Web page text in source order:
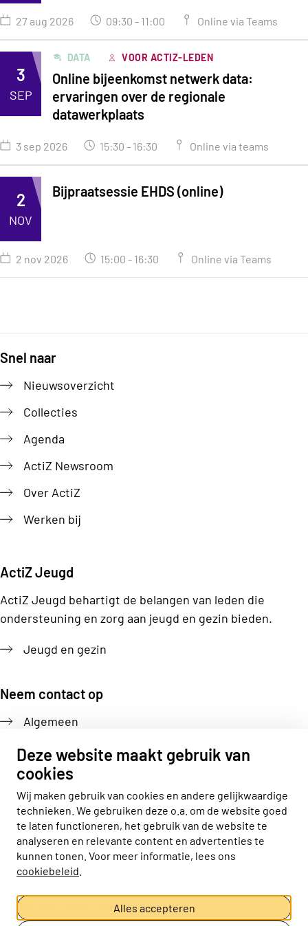
Deze website maakt gebruik van
cookies
Wij maken gebruik van cookies en andere gelijkwaardige
technieken. We gebruiken deze o.a. om de website goed
te laten functioneren, het gebruik van de website te
analyseren en relevante content en advertenties te
kunnen tonen. Voor meer informatie, lees ons
cookiebeleid
Alles accepteren
27 aug 2026 09:30 - 11:00 Online via Teams
3
SEP
DATA VOOR ACTIZ-LEDEN
Online bijeenkomst netwerk data:
ervaringen over de regionale
datawerkplaats
3 sep 2026 15:30 - 16:30 Online via teams
2
NOV
Bijpraatsessie EHDS (online)
2 nov 2026 15:00 - 16:30 Online via Teams
Snel naar
Nieuwsoverzicht
Collecties
Agenda
ActiZ Newsroom
Over ActiZ
Werken bij
ActiZ Jeugd
ActiZ Jeugd behartigt de belangen van leden die
ondersteuning en zorg aan jeugd en gezin bieden.
Jeugd en gezin
Neem contact op
Algemeen
Pers
Volg ons
Actiz linkedin
Actiz instagram
Actiz youtube
Actiz facebook
Cookie-instellingen aanpassen